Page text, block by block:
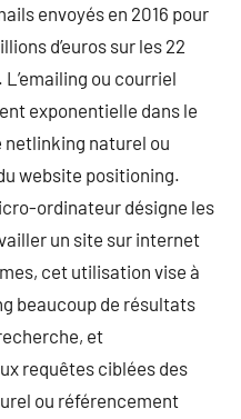
envoyés en 2016 pour
d’euros sur les 22
ou courriel
exponentielle dans le
naturel ou
website positioning.
ordinateur désigne les
un site sur internet
cet utilisation vise à
beaucoup de résultats
et
requêtes ciblées des
ou référencement